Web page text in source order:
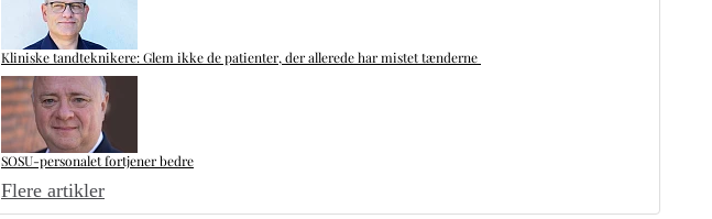
Kliniske tandteknikere: Glem ikke de patienter, der allerede har mistet tænderne
SOSU-personalet fortjener bedre
Flere artikler